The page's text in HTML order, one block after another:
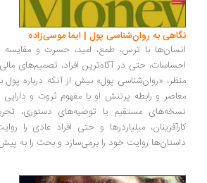
به روان‌شناسی پول | ایما موسی‌زاده
با ترس، طمع، امید، حسرت و مقایسه
حتی در آگاه‌ترین افراد، تصمیم‌های مالی را
«روان‌شناسی پول» بیش از آنکه درباره پول باشد،
و رابطه پرتنش او با مفهوم ثروت و دارایی است...
مستقیم یا توصیه‌های دستوری، تجربه زندگی
میلیاردرها و حتی افراد عادی را روایت
روایت خود را برمی‌سازد و بحث را به پیش